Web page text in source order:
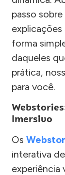
passo
forma
daqueles
prática,
para você.
Imersivo
Os
interativa
experiência